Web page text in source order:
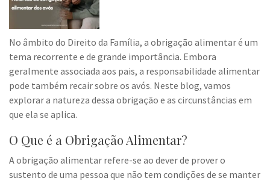
No âmbito do Direito da Família, a obrigação alimentar é um
tema recorrente e de grande importância. Embora
geralmente associada aos pais, a responsabilidade alimentar
pode também recair sobre os avós. Neste blog, vamos
explorar a natureza dessa obrigação e as circunstâncias em
que ela se aplica.
O Que é a Obrigação Alimentar?
A obrigação alimentar refere-se ao dever de prover o
sustento de uma pessoa que não tem condições de se manter